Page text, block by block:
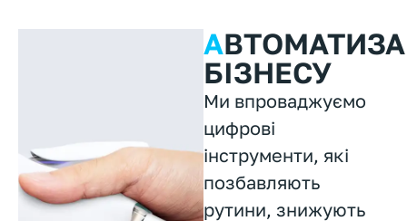
А
БІЗНЕСУ
Ми впроваджуємо
цифрові
інструменти, які
позбавляють
рутини, знижують